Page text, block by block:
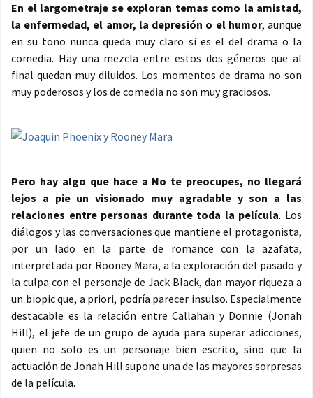
En el largometraje se exploran temas como la amistad,
la enfermedad, el amor, la depresión o el humor, aunque
en su tono nunca queda muy claro si es el del drama o la
comedia. Hay una mezcla entre estos dos géneros que al
final quedan muy diluidos. Los momentos de drama no son
muy poderosos y los de comedia no son muy graciosos.
Pero hay algo que hace a No te preocupes, no llegará
lejos a pie un visionado muy agradable y son a las
relaciones entre personas durante toda la película. Los
diálogos y las conversaciones que mantiene el protagonista,
por un lado en la parte de romance con la azafata,
interpretada por Rooney Mara, a la exploración del pasado y
la culpa con el personaje de Jack Black, dan mayor riqueza a
un biopic que, a priori, podría parecer insulso. Especialmente
destacable es la relación entre Callahan y Donnie (Jonah
Hill), el jefe de un grupo de ayuda para superar adicciones,
quien no solo es un personaje bien escrito, sino que la
actuación de Jonah Hill supone una de las mayores sorpresas
de la película.